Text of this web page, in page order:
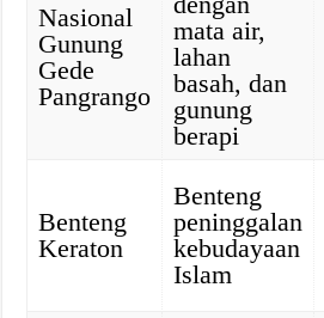
Nasional
Gunung
Gede
Pangrango
mata air,
lahan
basah, dan
gunung
berapi
Benteng
Keraton
Benteng
peninggalan
kebudayaan
Islam